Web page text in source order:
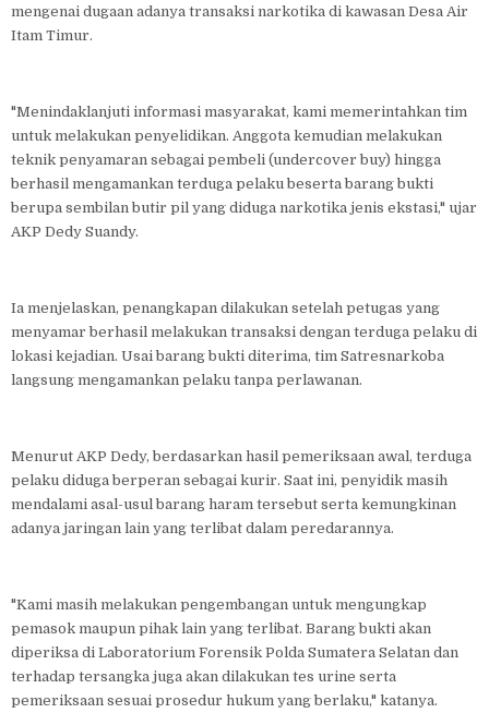
mengenai dugaan adanya transaksi narkotika di kawasan Desa Air
Itam Timur.
"Menindaklanjuti informasi masyarakat, kami memerintahkan tim
untuk melakukan penyelidikan. Anggota kemudian melakukan
teknik penyamaran sebagai pembeli (undercover buy) hingga
berhasil mengamankan terduga pelaku beserta barang bukti
berupa sembilan butir pil yang diduga narkotika jenis ekstasi," ujar
AKP Dedy Suandy.
Ia menjelaskan, penangkapan dilakukan setelah petugas yang
menyamar berhasil melakukan transaksi dengan terduga pelaku di
lokasi kejadian. Usai barang bukti diterima, tim Satresnarkoba
langsung mengamankan pelaku tanpa perlawanan.
Menurut AKP Dedy, berdasarkan hasil pemeriksaan awal, terduga
pelaku diduga berperan sebagai kurir. Saat ini, penyidik masih
mendalami asal-usul barang haram tersebut serta kemungkinan
adanya jaringan lain yang terlibat dalam peredarannya.
"Kami masih melakukan pengembangan untuk mengungkap
pemasok maupun pihak lain yang terlibat. Barang bukti akan
diperiksa di Laboratorium Forensik Polda Sumatera Selatan dan
terhadap tersangka juga akan dilakukan tes urine serta
pemeriksaan sesuai prosedur hukum yang berlaku," katanya.